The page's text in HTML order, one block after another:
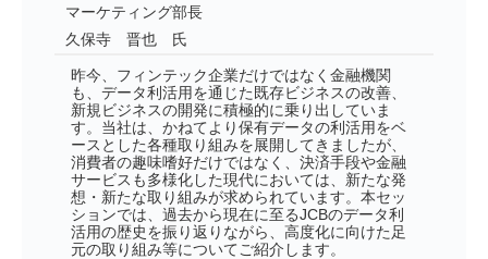
マーケティング部長
久保寺 晋也 氏
昨今、フィンテック企業だけではなく金融機関
も、データ利活用を通じた既存ビジネスの改善、
新規ビジネスの開発に積極的に乗り出していま
す。当社は、かねてより保有データの利活用をベ
ースとした各種取り組みを展開してきましたが、
消費者の趣味嗜好だけではなく、決済手段や金融
サービスも多様化した現代においては、新たな発
想・新たな取り組みが求められています。本セッ
ションでは、過去から現在に至るJCBのデータ利
活用の歴史を振り返りながら、高度化に向けた足
元の取り組み等についてご紹介します。